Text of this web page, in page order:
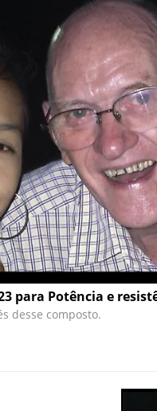
para Potência e
desse composto.